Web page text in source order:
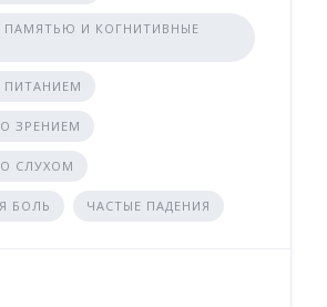
ПАМЯТЬЮ И КОГНИТИВНЫЕ
ЗРЕНИЕМ
СЛУХОМ
БОЛЬ ЧАСТЫЕ ПАДЕНИЯ